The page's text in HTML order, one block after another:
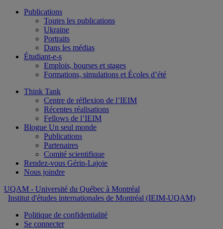
Publications
Toutes les publications
Ukraine
Portraits
Dans les médias
Étudiant-e-s
Emplois, bourses et stages
Formations, simulations et Écoles d’été
Think Tank
Centre de réflexion de l’IEIM
Récentes réalisations
Fellows de l’IEIM
Blogue Un seul monde
Publications
Partenaires
Comité scientifique
Rendez-vous Gérin-Lajoie
Nous joindre
UQAM - Université du Québec à Montréal
Institut d'études internationales de Montréal (IEIM-UQAM)
Politique de confidentialité
Se connecter